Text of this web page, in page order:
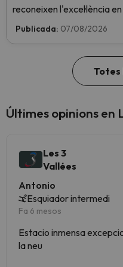
reconeixen l'excel·lència
Vota ara i ajuda'ns a
Publicada: 07/08/2026
Totes
Últimes opinions en
Les 3
Vallées
Antonio
Esquiador intermedi
Fa 6 mesos
Estacio inmensa excepcional Gran
la neu